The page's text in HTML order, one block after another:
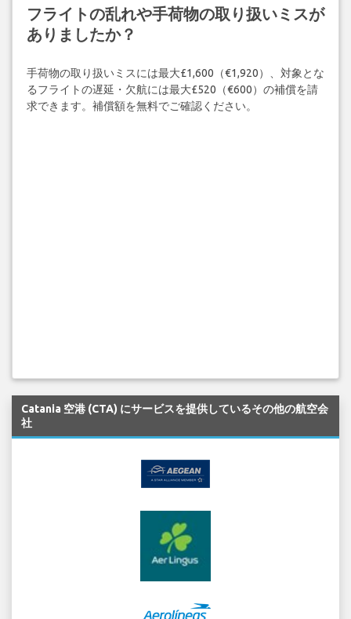
フライトの乱れや手荷物の取り扱いミスが
ありましたか？
手荷物の取り扱いミスには最大£1,600（€1,920）、対象とな
るフライトの遅延・欠航には最大£520（€600）の補償を請
求できます。補償額を無料でご確認ください。
Catania 空港 (CTA) にサービスを提供しているその他の航空会
社